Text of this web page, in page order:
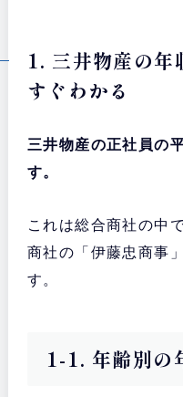
1. 三井物産の年
すぐわかる
三井物産の正社員の
す。
これは総合商社の中
商社の「伊藤忠商事
す。
1-1. 年齢別の